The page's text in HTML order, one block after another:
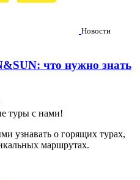
Новости
что нужно знать
туры с нами!
узнавать о горящих турах,
маршрутах.